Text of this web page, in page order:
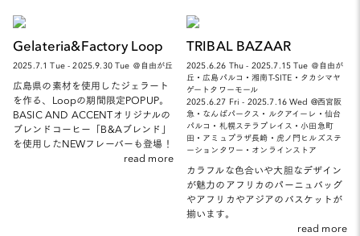
Gelateria&Factory Loop
2025.7.1 Tue - 2025.9.30 Tue ＠自由が丘
広島県の素材を使用したジェラート
を作る、Loopの期間限定POPUP。
BASIC AND ACCENTオリジナルの
ブレンドコーヒー「B&Aブレンド」
を使用したNEWフレーバーも登場！
read more
TRIBAL BAZAAR
2025.6.26 Thu - 2025.7.15 Tue ＠自由が
丘・広島パルコ・湘南T-SITE・タカシマヤ
ゲートタワーモール
2025.6.27 Fri - 2025.7.16 Wed @西宮阪
急・なんばパークス・ルクアイーレ・仙台
パルコ・札幌ステラプレイス・小田急町
田・アミュプラザ長崎・虎ノ門ヒルズステ
ーションタワー・オンラインストア
カラフルな色合いや大胆なデザイン
が魅力のアフリカのパーニュバッグ
やアフリカやアジアのバスケットが
揃います。
read more